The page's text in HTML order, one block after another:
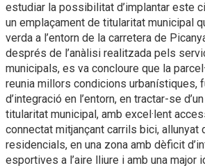
estudiar la possibilitat d’implantar este
un emplaçament de titularitat municipal
verda a l’entorn de la carretera de
després de l’anàlisi realitzada pels
municipals, es va concloure que la
reunia millors condicions urbanístiques,
d’integració en l’entorn, en tractar-se
titularitat municipal, amb excel·lent
connectat mitjançant carrils bici, allunyat
residencials, en una zona amb dèficit
esportives a l’aire lliure i amb una major